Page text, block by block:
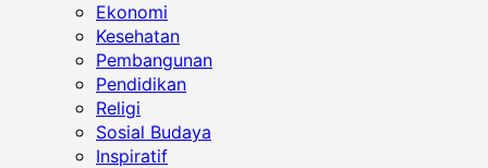
Ekonomi
Kesehatan
Pembangunan
Pendidikan
Religi
Sosial Budaya
Inspiratif